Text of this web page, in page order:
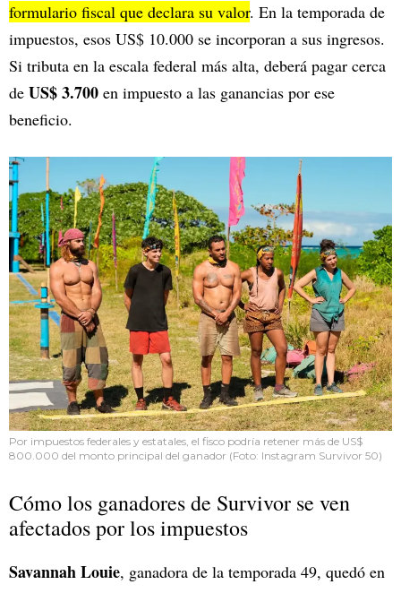
formulario fiscal que declara su valor. En la temporada de
impuestos, esos US$ 10.000 se incorporan a sus ingresos.
Si tributa en la escala federal más alta, deberá pagar cerca
de US$ 3.700 en impuesto a las ganancias por ese
beneficio.
Por impuestos federales y estatales, el fisco podría retener más de US$
800.000 del monto principal del ganador (Foto: Instagram Survivor 50)
Cómo los ganadores de Survivor se ven
afectados por los impuestos
Savannah Louie, ganadora de la temporada 49, quedó en